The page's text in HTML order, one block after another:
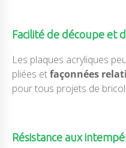
Facilité de découpe et
Les plaques acryliques
pliées etfaçonnées
pour tous projets de
Résistance aux